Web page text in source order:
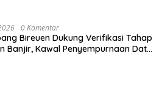
0 Komentar
Bireuen Dukung Verifikasi Tahap
Banjir, Kawal Penyempurnaan Data